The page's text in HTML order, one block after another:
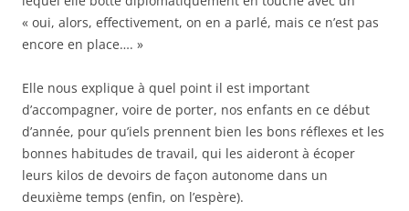
« oui, alors, effectivement, on en a parlé, mais ce n’est pas
encore en place…. »
Elle nous explique à quel point il est important
d’accompagner, voire de porter, nos enfants en ce début
d’année, pour qu’iels prennent bien les bons réflexes et les
bonnes habitudes de travail, qui les aideront à écoper
leurs kilos de devoirs de façon autonome dans un
deuxième temps (enfin, on l’espère).